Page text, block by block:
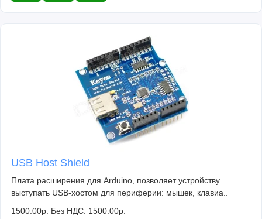
USB Host Shield
Плата расширения для Arduino, позволяет устройству
выступать USB-хостом для периферии: мышек, клавиа..
1500.00р. Без НДС: 1500.00р.